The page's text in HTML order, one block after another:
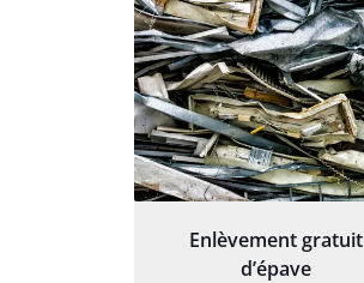
Enlèvement gratuit
d’épave